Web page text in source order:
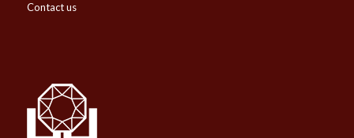
Contact us